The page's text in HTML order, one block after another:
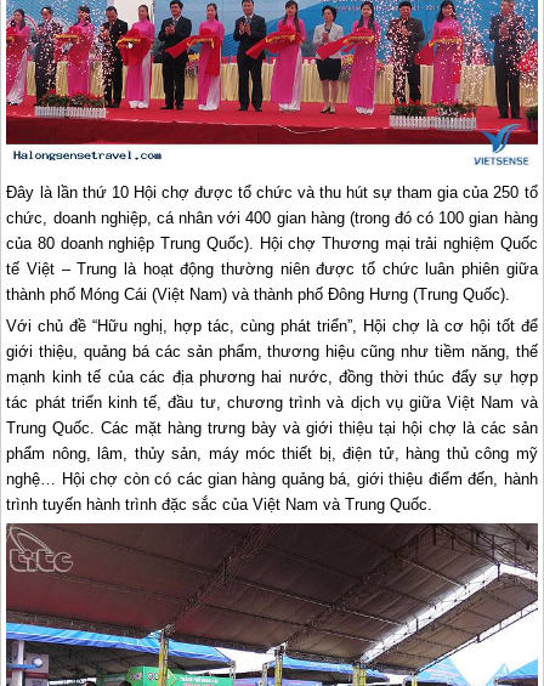
Đây là lần thứ 10 Hội chợ được tổ chức và thu hút sự tham gia của 250 tổ
chức, doanh nghiệp, cá nhân với 400 gian hàng (trong đó có 100 gian hàng
của 80 doanh nghiệp Trung Quốc). Hội chợ Thương mại trải nghiệm Quốc
tế Việt – Trung là hoạt động thường niên được tổ chức luân phiên giữa
thành phố Móng Cái (Việt Nam) và thành phố Đông Hưng (Trung Quốc).
Với chủ đề “Hữu nghị, hợp tác, cùng phát triển”, Hội chợ là cơ hội tốt để
giới thiệu, quảng bá các sản phẩm, thương hiệu cũng như tiềm năng, thế
mạnh kinh tế của các địa phương hai nước, đồng thời thúc đẩy sự hợp
tác phát triển kinh tế, đầu tư, chương trình và dịch vụ giữa Việt Nam và
Trung Quốc. Các mặt hàng trưng bày và giới thiệu tại hội chợ là các sản
phẩm nông, lâm, thủy sản, máy móc thiết bị, điện tử, hàng thủ công mỹ
nghệ… Hội chợ còn có các gian hàng quảng bá, giới thiệu điểm đến, hành
trình tuyến hành trình đặc sắc của Việt Nam và Trung Quốc.